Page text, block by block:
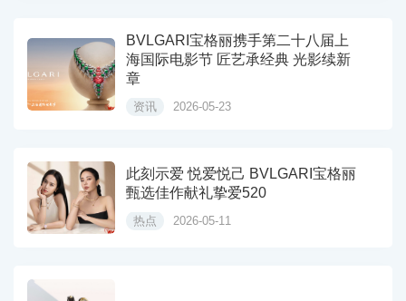
BVLGARI宝格丽携手第二十八届上
海国际电影节 匠艺承经典 光影续新
章
资讯 2026-05-23
此刻示爱 悦爱悦己 BVLGARI宝格丽
甄选佳作献礼挚爱520
热点 2026-05-11